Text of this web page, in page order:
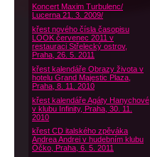
Koncert Maxim Turbulenc/
Lucerna 21. 3. 2009/
křest nového čísla časopisu
LOOK červenec 2011 v
restauraci Střelecký ostrov,
Praha, 26. 5. 2011
křest kalendáře Obrazy života v
hotelu Grand Majestic Plaza,
Praha, 8. 11. 2010
křest kalendáře Agáty Hanychové
v klubu Infinity, Praha, 30. 11.
2010
křest CD italského zpěváka
Andrea Andrei v hudebním klubu
Óčko, Praha, 6. 5. 2011